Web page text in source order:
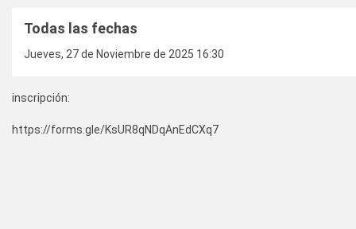
Todas las fechas
Jueves, 27 de Noviembre de 2025 16:30
inscripción:
https://forms.gle/KsUR8qNDqAnEdCXq7